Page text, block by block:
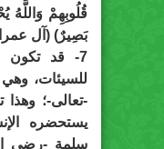
قُلُوبِهِمْ وَاللَّهُ
بَصِيرٌ) (آل
7- قد تكون
للسيئات، وهي
-تعالى-؛ وهذا
يستحضره
سلمة -رضي